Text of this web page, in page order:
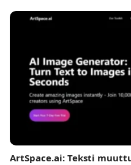
ArtSpace.ai: Teksti